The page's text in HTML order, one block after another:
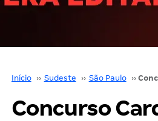
Início ›› Sudeste ›› São Paulo ››
Concurso